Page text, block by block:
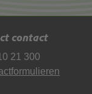
contact
21 300